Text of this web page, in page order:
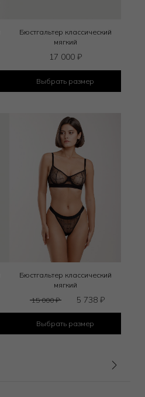
Бюстгальтер классический
мягкий
17 000 ₽
Выбрать размер
Бюстгальтер классический
мягкий
15 000₽ 5 738₽
Выбрать размер